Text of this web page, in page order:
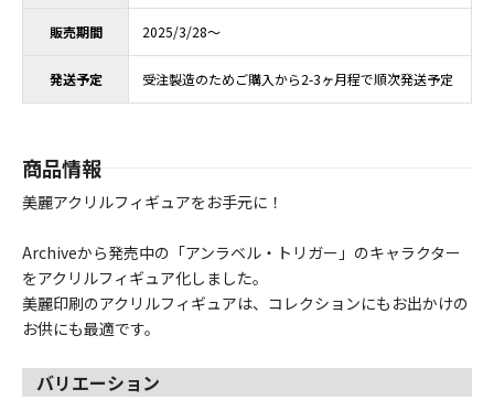
販売期間 2025/3/28～
発送予定 受注製造のためご購入から2-3ヶ月程で順次発送予定
商品情報
美麗アクリルフィギュアをお手元に！
Archiveから発売中の「アンラベル・トリガー」のキャラクター
をアクリルフィギュア化しました。
美麗印刷のアクリルフィギュアは、コレクションにもお出かけの
お供にも最適です。
バリエーション